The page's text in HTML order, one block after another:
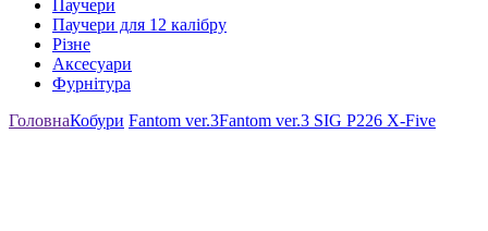
Паучери
Паучери для 12 калібру
Різне
Аксесуари
Фурнітура
ГоловнаКобури Fantom ver.3Fantom ver.3 SIG P226 X-Five